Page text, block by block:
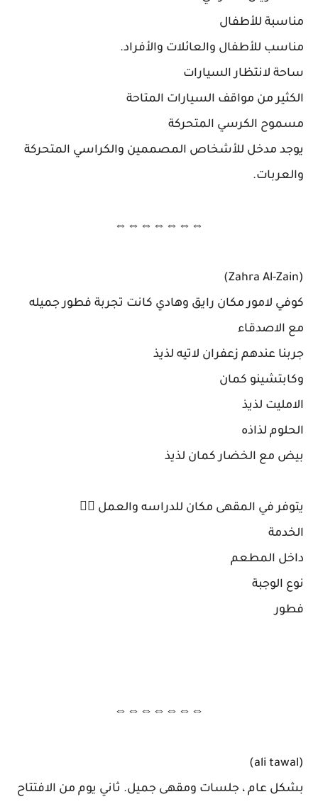
مناسبة للأطفال
مناسب للأطفال والعائلات والأفراد.
ساحة لانتظار السيارات
الكثير من مواقف السيارات المتاحة
مسموح الكرسي المتحركة
يوجد مدخل للأشخاص المصممين والكراسي المتحركة
والعربات.
⇔⇔⇔⇔⇔⇔⇔
(Zahra Al-Zain)
كوفي لامور مكان رايق وهادي كانت تجربة فطور جميله
مع الاصدقاء
جربنا عندهم زعفران لاتيه لذيذ
وكابتشينو كمان
الامليت لذيذ
الحلوم لذاذه
بيض مع الخضار كمان لذيذ
يتوفر في المقهى مكان للدراسه والعمل 👍🏻
الخدمة
داخل المطعم
نوع الوجبة
فطور
⇔⇔⇔⇔⇔⇔⇔
(ali tawal)
بشكل عام ، جلسات ومقهى جميل. ثاني يوم من الافتتاح